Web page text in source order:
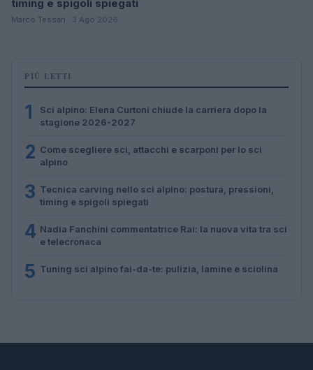
timing e spigoli spiegati
Marco Tessari · 3 Ago 2026
PIÙ LETTI
1
Sci alpino: Elena Curtoni chiude la carriera dopo la
stagione 2026-2027
2 Come scegliere sci, attacchi e scarponi per lo sci
alpino
3 Tecnica carving nello sci alpino: postura, pressioni,
timing e spigoli spiegati
4 Nadia Fanchini commentatrice Rai: la nuova vita tra sci
e telecronaca
5 Tuning sci alpino fai-da-te: pulizia, lamine e sciolina